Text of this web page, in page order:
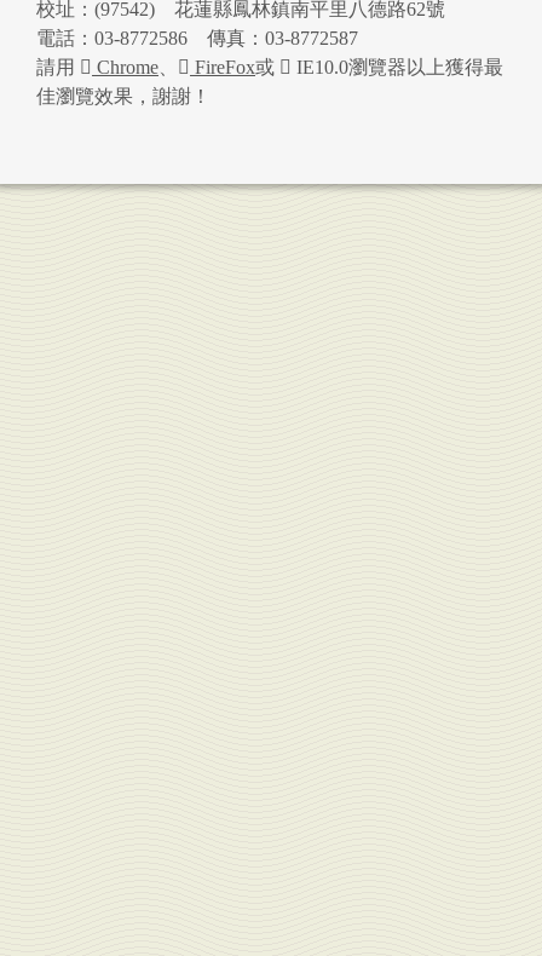
頁尾區域內容
校址：(97542) 花蓮縣鳳林鎮南平里八德路62號
電話：03-8772586 傳真：03-8772587
請用
Chrome FireFox或
IE10.0瀏覽器以上獲得最
佳瀏覽效果，謝謝！